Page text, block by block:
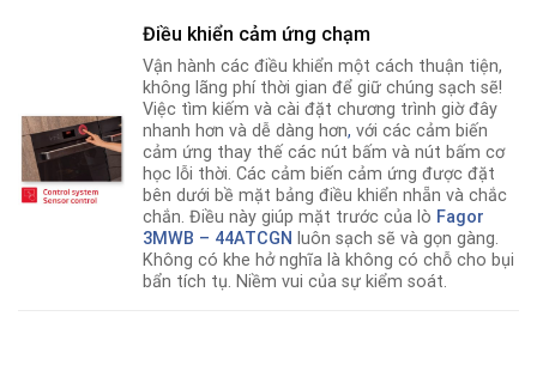
Điều khiển cảm ứng chạm
Vận hành các điều khiển một cách thuận tiện,
không lãng phí thời gian để giữ chúng sạch sẽ!
Việc tìm kiếm và cài đặt chương trình giờ đây
nhanh hơn và dễ dàng hơn, với các cảm biến
cảm ứng thay thế các nút bấm và nút bấm cơ
học lỗi thời. Các cảm biến cảm ứng được đặt
bên dưới bề mặt bảng điều khiển nhẵn và chắc
chắn. Điều này giúp mặt trước của lò Fagor
3MWB – 44ATCGN luôn sạch sẽ và gọn gàng.
Không có khe hở nghĩa là không có chỗ cho bụi
bẩn tích tụ. Niềm vui của sự kiểm soát.